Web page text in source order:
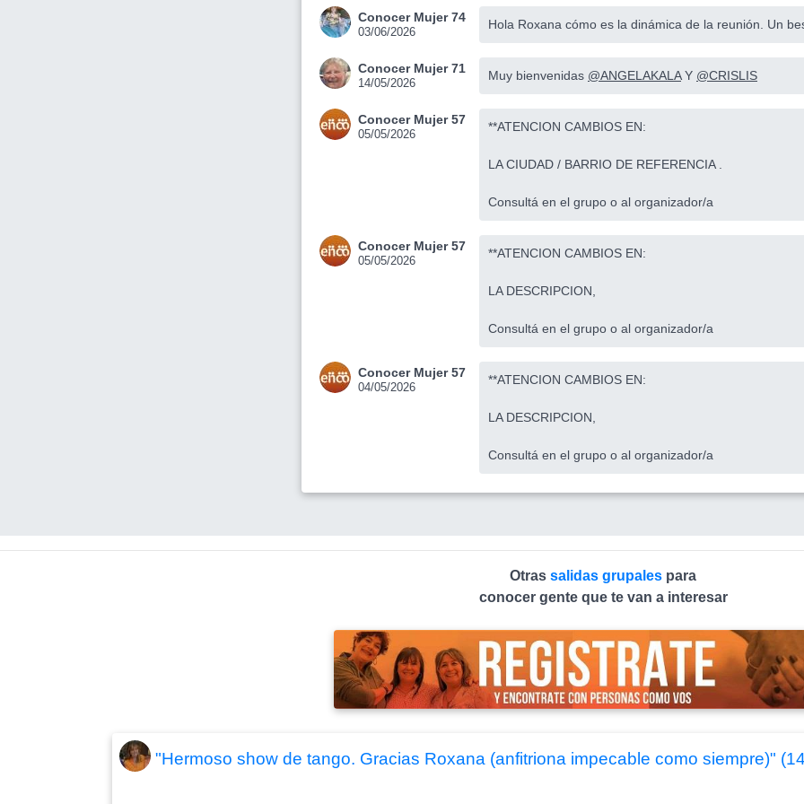
Conocer Mujer 74
03/06/2026
Hola Roxana cómo es la dinámica de la reunión. Un
Conocer Mujer 71
14/05/2026
Muy bienvenidas @ANGELAKALAY @CRISLIS
Conocer Mujer 57
05/05/2026
**ATENCION CAMBIOS EN:
LA CIUDAD / BARRIO DE REFERENCIA .
Consultá en el grupo o al organizador/a
Conocer Mujer 57
05/05/2026
**ATENCION CAMBIOS EN:
LA DESCRIPCION,
Consultá en el grupo o al organizador/a
Conocer Mujer 57
04/05/2026
**ATENCION CAMBIOS EN:
LA DESCRIPCION,
Consultá en el grupo o al organizador/a
Otras salidas grupales para
conocer gente que te van a interesar
"Hermoso show de tango. Gracias Roxana (anfitriona impecable como siempre)"